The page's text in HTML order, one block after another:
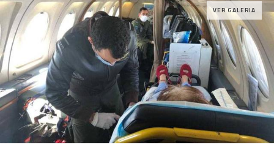
VER GALERIA